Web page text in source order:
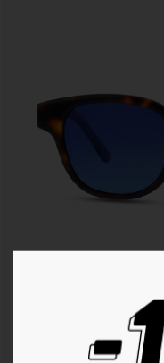
+ 1 Couleur